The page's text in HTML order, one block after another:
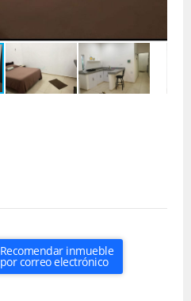
Recomendar inmueble
por correo electrónico